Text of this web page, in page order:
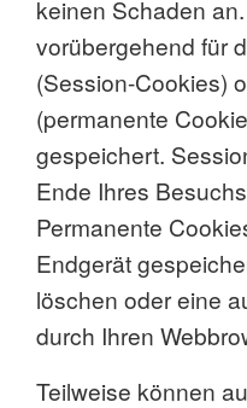
keinen Schaden
vorübergehend für
(Session-Cookies)
(permanente
gespeichert.
Ende Ihres
Permanente
Endgerät
löschen oder eine
durch Ihren
Teilweise können